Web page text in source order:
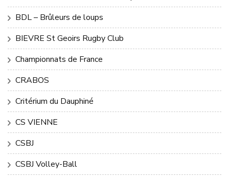
BDL – Brûleurs de loups
BIEVRE St Geoirs Rugby Club
Championnats de France
CRABOS
Critérium du Dauphiné
CS VIENNE
CSBJ
CSBJ Volley-Ball